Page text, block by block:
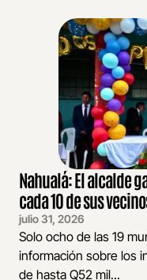
Nahualá: El alcalde
cada 10 de sus
julio 31, 2026
Solo ocho de las 19
información sobre los
de hasta Q52 mil...